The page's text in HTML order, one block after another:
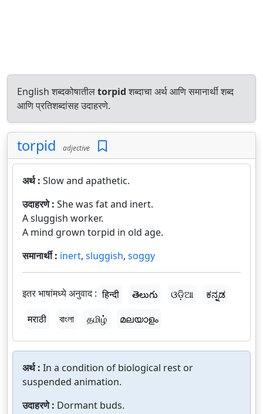
English शब्दकोषातीलtorpidशब्दाचा अर्थ आणि समानार्थी शब्द
आणि प्रतिशब्दांसह उदाहरणे.
torpid adjective
अर्थ : Slow and apathetic.
उदाहरणे : She was fat and inert.
A sluggish worker.
A mind grown torpid in old age.
समानार्थी : inert, sluggish, soggy
इतर भाषांमध्ये अनुवाद : हिन्दी తెలుగు ଓଡ଼ିଆ
ಕನ್ನಡ
मराठी
বাংলা தமிழ் മലയാളം
अर्थ : In a condition of biological rest or
suspended animation.
उदाहरणे : Dormant buds.